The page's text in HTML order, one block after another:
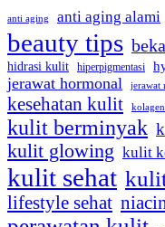
anti aging anti aging alami
beauty tips
hidrasi kulit hiperpigmentasi
jerawat hormonal jerawat
kesehatan kulit
kulit berminyak
kulit glowing kulit
kulit sehat
lifestyle sehat